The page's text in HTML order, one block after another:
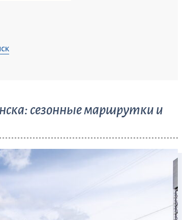
сезонные маршрутки и